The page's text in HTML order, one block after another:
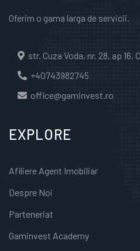
Oferim o gama larga de servicii.
str. Cuza Voda, nr. 28, ap 16,
+40743982745
office@gaminvest.ro
EXPLORE
Afiliere Agent Imobiliar
Despre Noi
Parteneriat
Gaminvest Academy